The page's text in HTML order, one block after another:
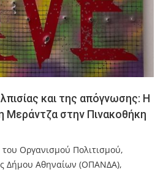
και της απόγνωσης: Η
Μεράντζα στην Πινακοθήκη
Οργανισμού Πολιτισμού,
Δήμου Αθηναίων (ΟΠΑΝΔΑ),